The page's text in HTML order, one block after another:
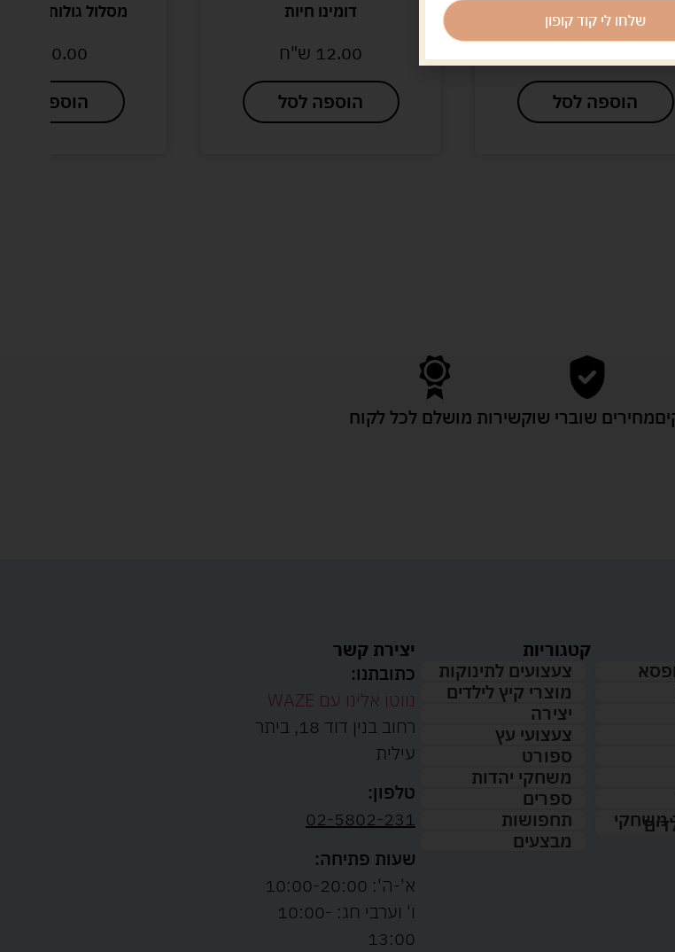
חיות אבא דובי +
דובי + ילד דובון
הוספה לסל
דומינו חיות
12.00 ש"ח
הוספה לסל
מסלול גולות עץ
50.00 ש"ח
הוספה לסל
מחירים שוברי שוקשירות מושלם לכל לקוח
משחקי
קטגוריות
צעצועים לתינוקות
מוצרי קיץ לילדים
יצירה
צעצועי עץ
ספורט
משחקי יהדות
ספרים
תחפושות
מבצעים
יצירת קשר
כתובתנו:
נווטו אלינו עם WAZE
רחוב בנין דוד 18, ביתר
עילית
טלפון:
02-5802-231
שעות פתיחה:
א'-ה': 10:00-20:00
ו' וערבי חג: 10:00-
13:00
שלחו לי קוד קופון